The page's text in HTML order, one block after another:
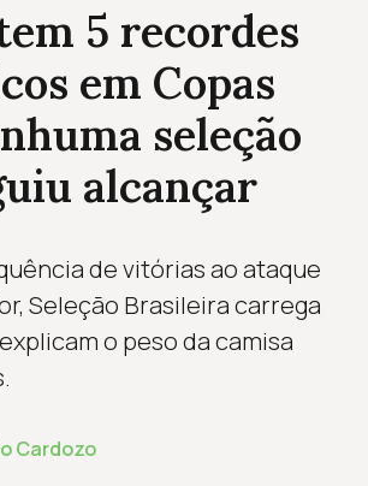
5 recordes
em Copas
seleção
alcançar
de vitórias ao ataque
Seleção Brasileira carrega
o peso da camisa
Cardozo